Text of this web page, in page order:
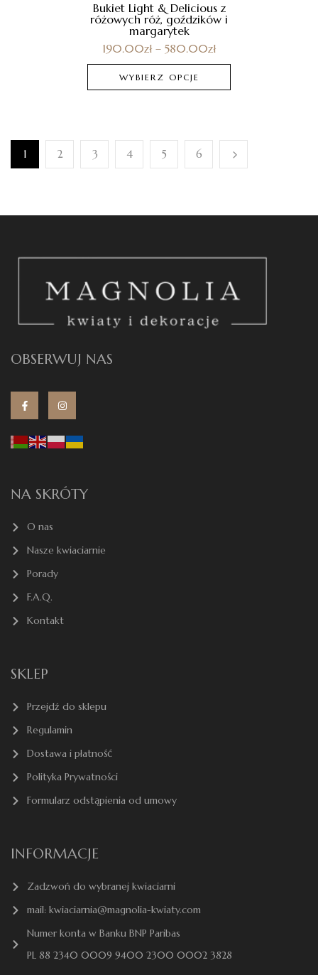
Bukiet Light & Delicious z
różowych róż, goździków i
margarytek
190.00zł – 580.00zł
WYBIERZ OPCJE
1 2 3 4 5 6
OBSERWUJ NAS
NA SKRÓTY
O nas
Nasze kwiaciarnie
Porady
F.A.Q.
Kontakt
SKLEP
Przejdź do sklepu
Regulamin
Dostawa i płatność
Polityka Prywatności
Formularz odstąpienia od umowy
INFORMACJE
Zadzwoń do wybranej kwiaciarni
mail: kwiaciarnia@magnolia-kwiaty.com
Numer konta w Banku BNP Paribas
PL 88 2340 0009 9400 2300 0002 3828